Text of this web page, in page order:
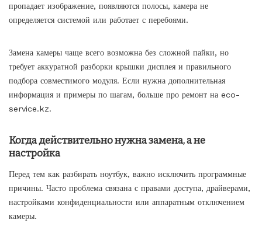
пропадает изображение, появляются полосы, камера не
определяется системой или работает с перебоями.
Замена камеры чаще всего возможна без сложной пайки, но
требует аккуратной разборки крышки дисплея и правильного
подбора совместимого модуля. Если нужна дополнительная
информация и примеры по шагам, больше про ремонт на eco-
service.kz.
Когда действительно нужна замена, а не
настройка
Перед тем как разбирать ноутбук, важно исключить программные
причины. Часто проблема связана с правами доступа, драйверами,
настройками конфиденциальности или аппаратным отключением
камеры.